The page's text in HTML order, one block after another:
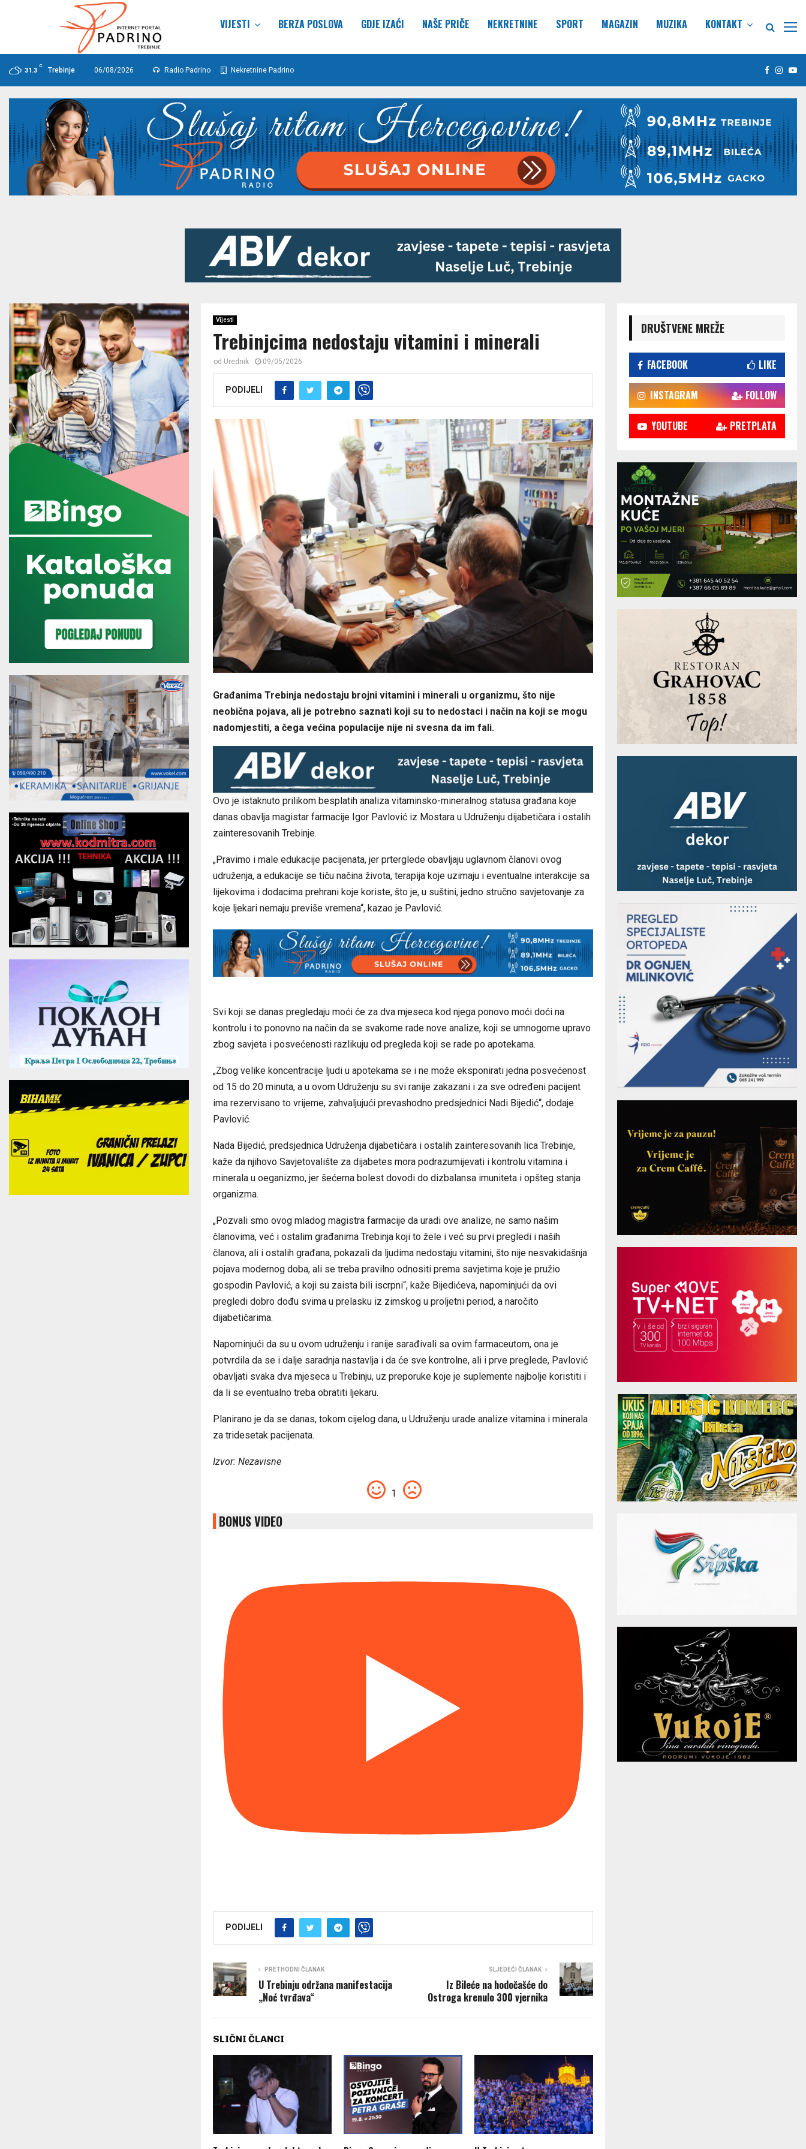
VIJESTI BERZA POSLOVA GDJE IZAĆI NAŠE PRIČE NEKRETNINE SPORT MAGAZIN MUZIKA KONTAKT
31.3
C
Trebinje 06/08/2026 Radio Padrino Nekretnine Padrino Facebook
Vijesti
Trebinjcima nedostaju vitamini i minerali
od Urednik 09/05/2026
PODIJELI
Građanima Trebinja nedostaju brojni vitamini i minerali u organizmu, što nije
neobična pojava, ali je potrebno saznati koji su to nedostaci i način na koji se mogu
nadomjestiti, a čega većina populacije nije ni svesna da im fali.
Ovo je istaknuto prilikom besplatih analiza vitaminsko-mineralnog statusa građana koje
danas obavlja magistar farmacije Igor Pavlović iz Mostara u Udruženju dijabetičara i ostalih
zainteresovanih Trebinje.
„Pravimo i male edukacije pacijenata, jer prterglede obavljaju uglavnom članovi ovog
udruženja, a edukacije se tiču načina života, terapija koje uzimaju i eventualne interakcije sa
lijekovima i dodacima prehrani koje koriste, što je, u suštini, jedno stručno savjetovanje za
koje ljekari nemaju previše vremena“, kazao je Pavlović.
Svi koji se danas pregledaju moći će za dva mjeseca kod njega ponovo moći doći na
kontrolu i to ponovno na način da se svakome rade nove analize, koji se umnogome upravo
zbog savjeta i posvećenosti razlikuju od pregleda koji se rade po apotekama.
„Zbog velike koncentracije ljudi u apotekama se i ne može eksponirati jedna posvećenost
od 15 do 20 minuta, a u ovom Udruženju su svi ranije zakazani i za sve određeni pacijent
ima rezervisano to vrijeme, zahvaljujući prevashodno predsjednici Nadi Bijedić“, dodaje
Pavlović.
Nada Bijedić, predsjednica Udruženja dijabetičara i ostalih zainteresovanih lica Trebinje,
kaže da njihovo Savjetovalište za dijabetes mora podrazumijevati i kontrolu vitamina i
minerala u oeganizmo, jer šećerna bolest dovodi do dizbalansa imuniteta i opšteg stanja
organizma.
„Pozvali smo ovog mladog magistra farmacije da uradi ove analize, ne samo našim
članovima, već i ostalim građanima Trebinja koji to žele i već su prvi pregledi i naših
članova, ali i ostalih građana, pokazali da ljudima nedostaju vitamini, što nije nesvakidašnja
pojava modernog doba, ali se treba pravilno odnositi prema savjetima koje je pružio
gospodin Pavlović, a koji su zaista bili iscrpni“, kaže Bijedićeva, napominjući da ovi
pregledi dobro dođu svima u prelasku iz zimskog u proljetni period, a naročito
dijabetičarima.
Napominjući da su u ovom udruženju i ranije sarađivali sa ovim farmaceutom, ona je
potvrdila da se i dalje saradnja nastavlja i da će sve kontrolne, ali i prve preglede, Pavlović
obavljati svaka dva mjeseca u Trebinju, uz preporuke koje je suplemente najbolje koristiti i
da li se eventualno treba obratiti ljekaru.
Planirano je da se danas, tokom cijelog dana, u Udruženju urade analize vitamina i minerala
za tridesetak pacijenata.
Izvor: Nezavisne
1
BONUS VIDEO
PODIJELI
PRETHODNI ČLANAK
U Trebinju održana manifestacija
„Noć tvrđava“
SLJEDEĆI ČLANAK
Iz Bileće na hodočašće do
Ostroga krenulo 300 vjernika
SLIČNI ČLANCI
DRUŠTVENE MREŽE
FACEBOOK LIKE
INSTAGRAM FOLLOW
YOUTUBE PRETPLATA